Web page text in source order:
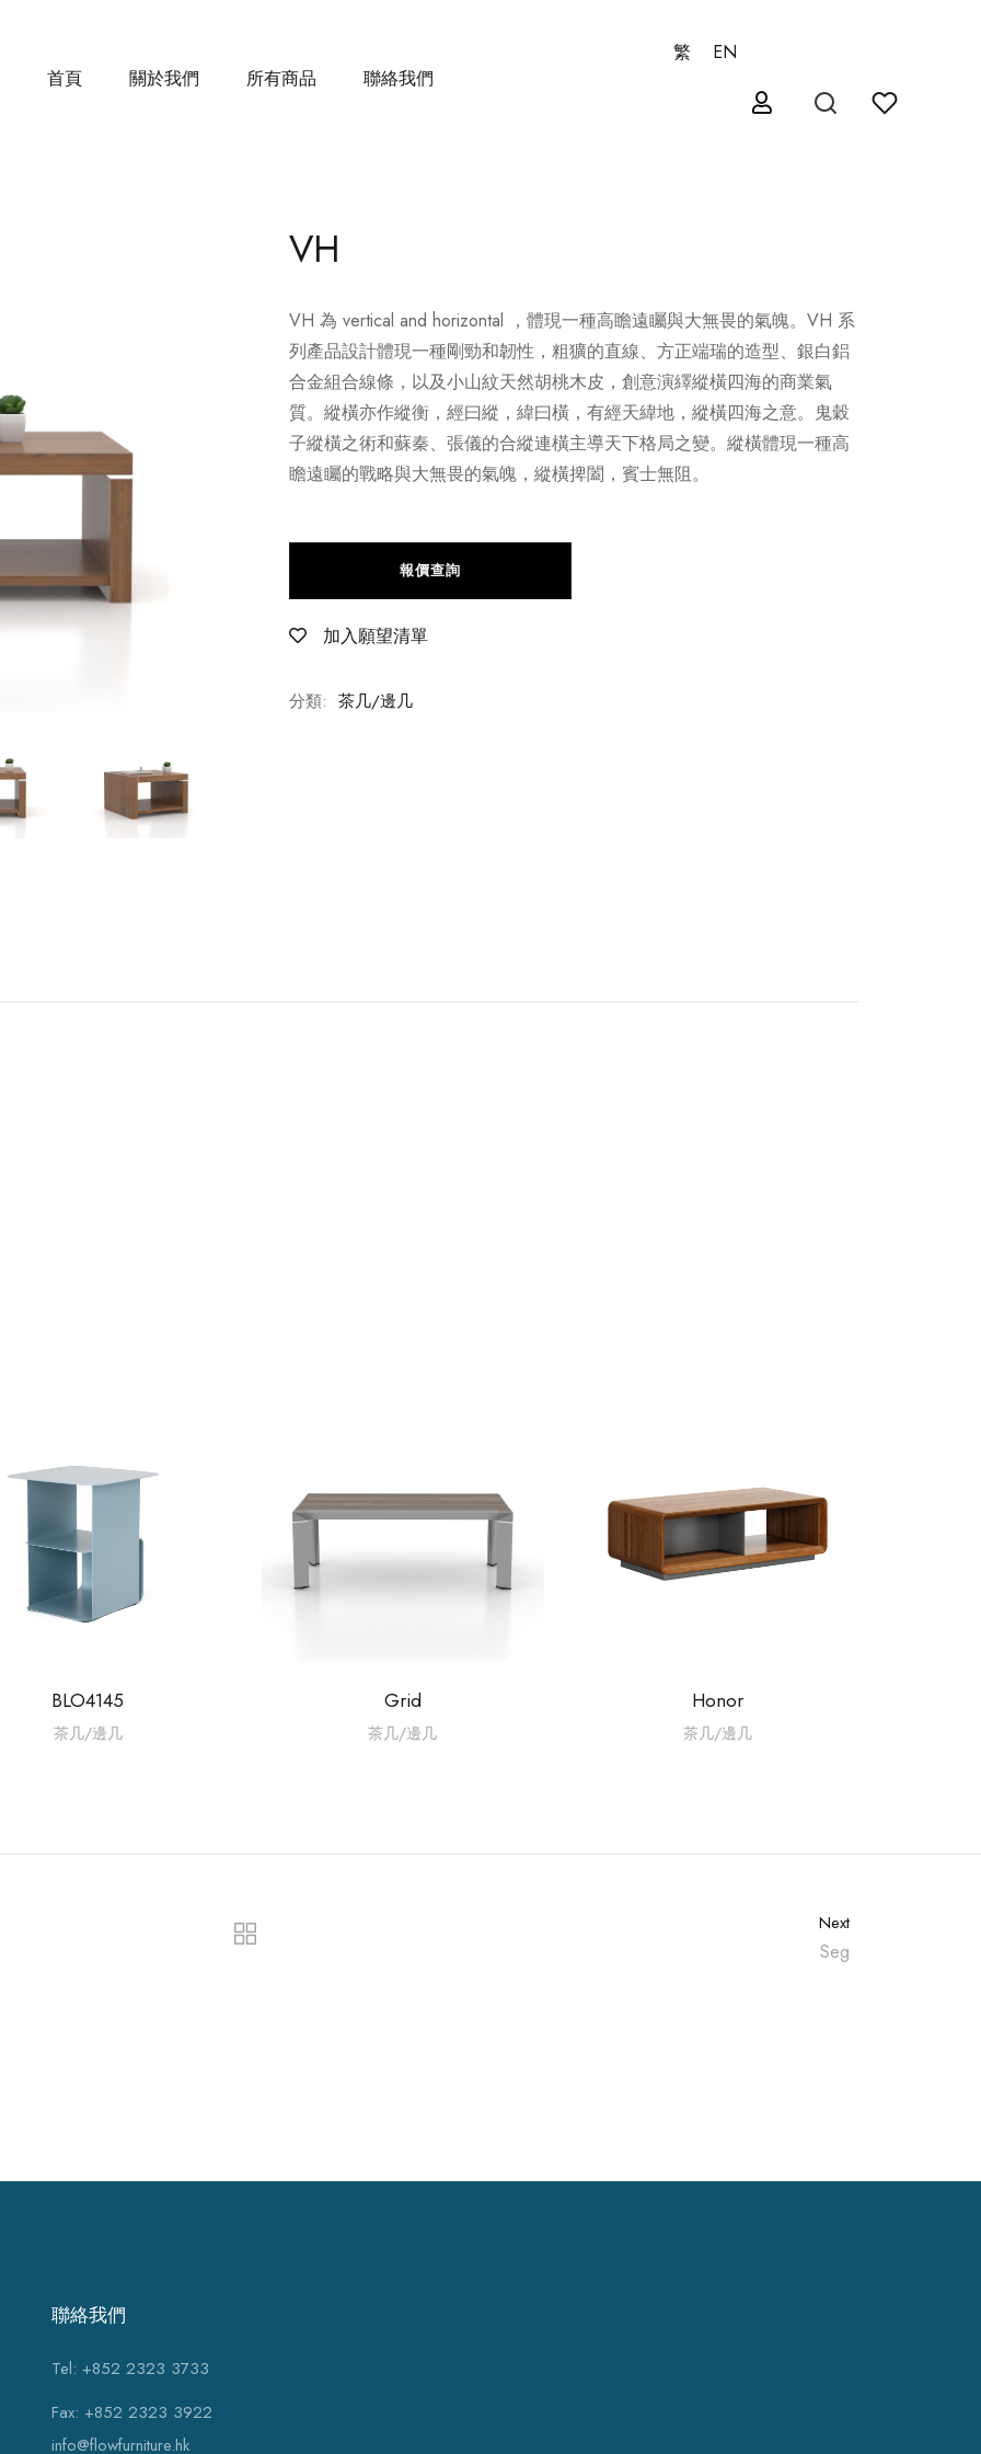
首頁 關於我們 所有商品 聯絡我們
繁 EN
VH
VH 為 vertical and horizontal ，體現一種高瞻遠矚與大無畏的氣魄。VH 系
列產品設計體現一種剛勁和韌性，粗獷的直線、方正端瑞的造型、銀白鋁
合金組合線條，以及小山紋天然胡桃木皮，創意演繹縱橫四海的商業氣
質。縱橫亦作縱衡，經曰縱，緯曰橫，有經天緯地，縱橫四海之意。鬼穀
子縱橫之術和蘇秦、張儀的合縱連橫主導天下格局之變。縱橫體現一種高
瞻遠矚的戰略與大無畏的氣魄，縱橫捭闔，賓士無阻。
加入願望清單
報價查詢
分類: 茶几/邊几
BLO4145
茶几/邊几
Grid
茶几/邊几
Honor
茶几/邊几
Next
Seg
聯絡我們
Tel: +852 2323 3733
Fax: +852 2323 3922
info@flowfurniture.hk